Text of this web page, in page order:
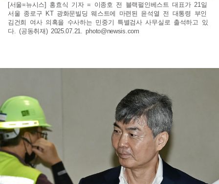
[서울=뉴시스] 홍효식 기자 = 이종호 전 블랙펄인베스트 대표가 21일
서울 종로구 KT 광화문빌딩 웨스트에 마련된 윤석열 전 대통령 부인
김건희 여사 의혹을 수사하는 민중기 특별검사 사무실로 출석하고 있
다. (공동취재) 2025.07.21.photo@newsis.com